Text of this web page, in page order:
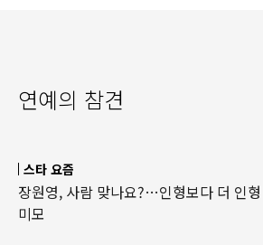
연예의 참견
스타 요즘
장원영, 사람 맞나요?…인형보다 더 인
미모